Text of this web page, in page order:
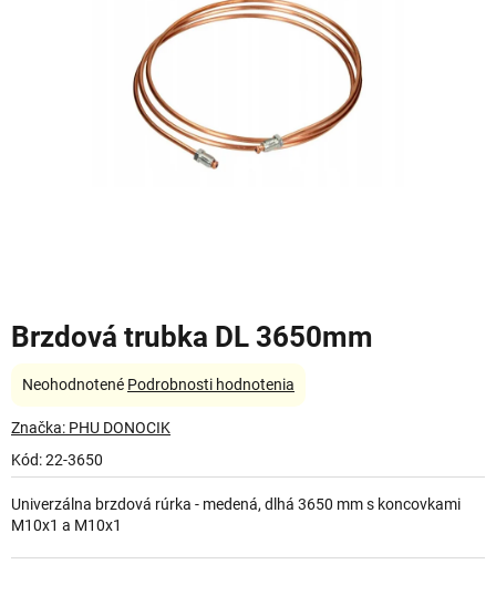
Brzdová trubka DL 3650mm
Kód:22-3650
Univerzálna brzdová rúrka - medená, dlhá 3650 mm s koncovkami
M10x1 a M10x1
Priemerné
produktu
0,0
5
hviezdičiek.
Neohodnotené Podrobnosti hodnotenia
Značka: PHU DONOCIK